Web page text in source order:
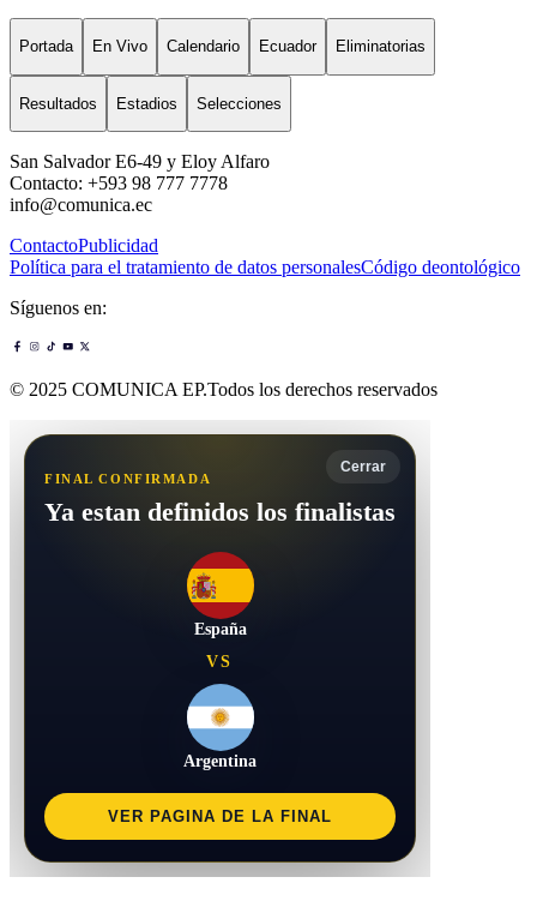
Portada En Vivo Calendario Ecuador Eliminatorias
Resultados Estadios Selecciones
San Salvador E6-49 y Eloy Alfaro
Contacto: +593 98 777 7778
info@comunica.ec
ContactoPublicidad
Política para el tratamiento de datos personalesCódigo deontológico
Síguenos en:
© 2025 COMUNICA EP.Todos los derechos reservados
Cerrar
FINAL CONFIRMADA
Ya estan definidos los finalistas
España
VS
Argentina
VER PAGINA DE LA FINAL